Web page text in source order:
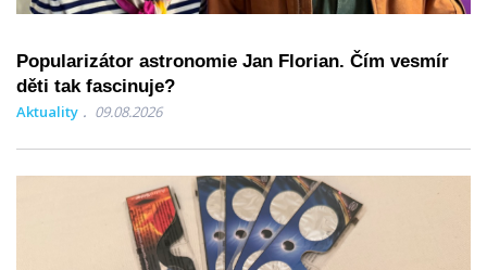
Popularizátor astronomie Jan Florian. Čím vesmír
děti tak fascinuje?
Aktuality 09.08.2026